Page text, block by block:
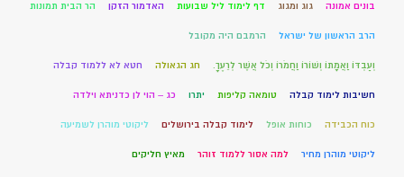
בונים אמונה גוג ומגוג דף לימוד ליל שבועות האדמור הזקן הר הבית תמונות
הרב הראשון של ישראל הרמבם היה מקובל
וְעַבְדּוֹ וַאֲמָתוֹ וְשׁוֹרוֹ וַחֲמֹרוֹ וְכֹל אֲשֶׁר לְרֵעֶךָ. חג הגאולה חטא לא ללמוד קבלה
חשיבות לימוד קבלה טומאה קליפות יתרו כג – הוי לן כדניתא וילדה
כוח הכבידה כוחות אופל לימוד קבלה בירושלים ליקוטי מוהרן לשמיעה
ליקוטי מוהרן מחיר למה אסור ללמוד זוהר מאיץ חליקים